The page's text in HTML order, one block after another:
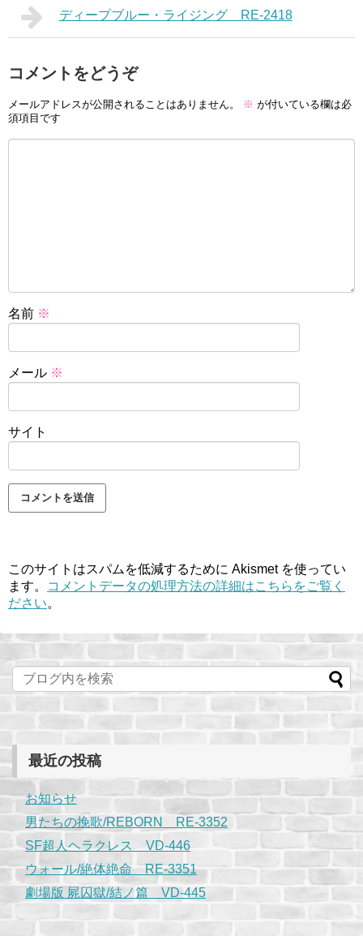
ディープブルー・ライジング RE-2418
コメントをどうぞ
メールアドレスが公開されることはありません。 ※ が付いている欄は必
須項目です
名前 ※
メール ※
サイト
このサイトはスパムを低減するために Akismet を使ってい
ます。
コメントデータの処理方法の詳細はこちらをご覧く
ださい。
最近の投稿
お知らせ
男たちの挽歌/REBORN RE-3352
SF超人ヘラクレス VD-446
ウォール/絶体絶命 RE-3351
劇場版 屍囚獄/結ノ篇 VD-445